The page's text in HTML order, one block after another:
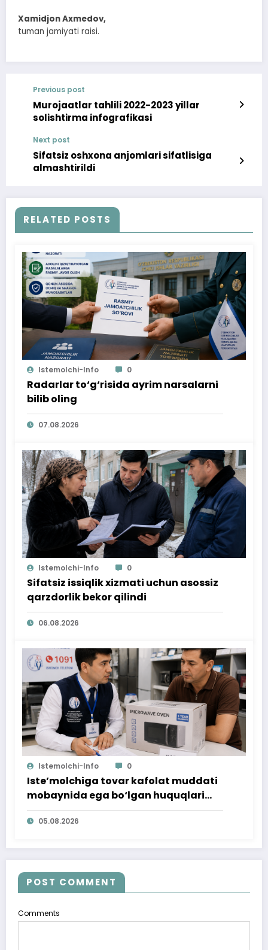
Xamidjon Axmedov,
tuman jamiyati raisi.
Previous post
Murojaatlar tahlili 2022-2023 yillar
solishtirma infografikasi
Next post
Sifatsiz oshxona anjomlari sifatlisiga
almashtirildi
RELATED POSTS
Istemolchi-Info 0
Radarlar to‘g‘risida ayrim narsalarni
bilib oling
07.08.2026
Istemolchi-Info 0
Sifatsiz issiqlik xizmati uchun asossiz
qarzdorlik bekor qilindi
06.08.2026
Istemolchi-Info 0
Iste’molchiga tovar kafolat muddati
mobaynida ega bo‘lgan huquqlari
ta’minlab berildi
05.08.2026
POST COMMENT
Comments